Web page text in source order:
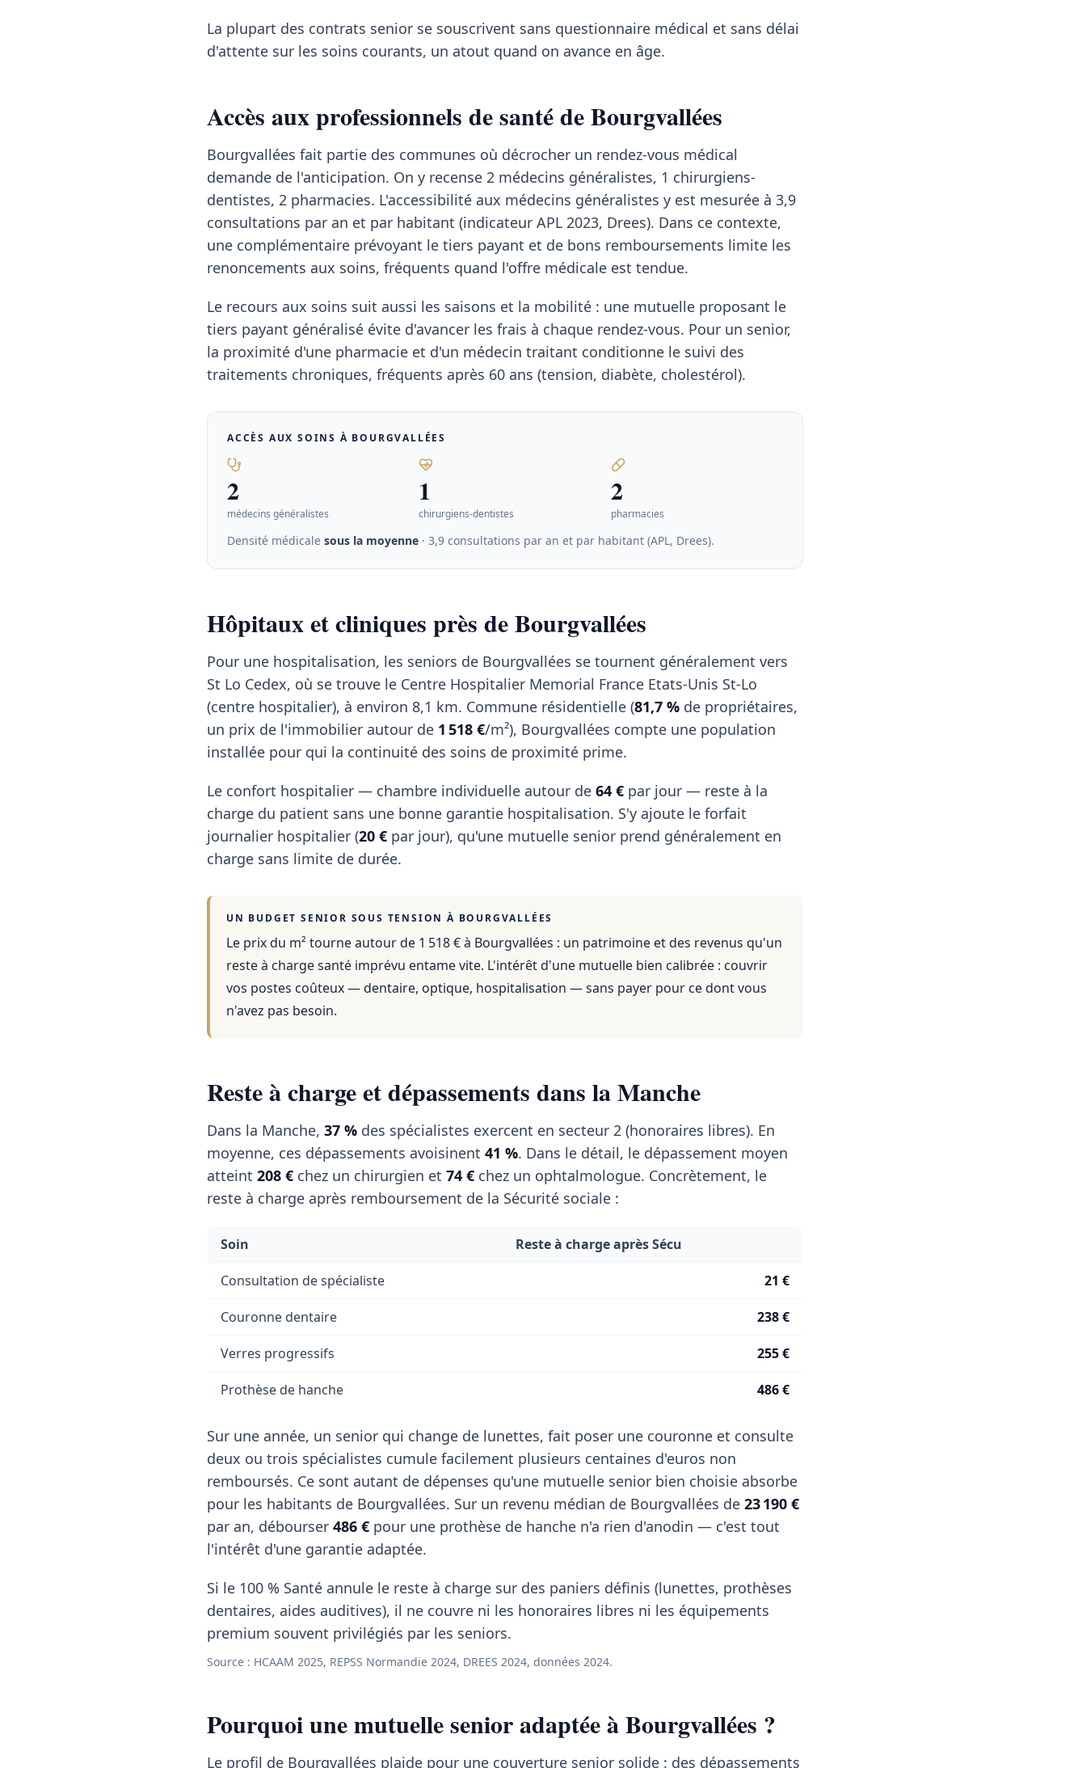
La plupart des contrats senior se souscrivent sans questionnaire médical et sans délai
d'attente sur les soins courants, un atout quand on avance en âge.
Accès aux professionnels de santé de Bourgvallées
Bourgvallées fait partie des communes où décrocher un rendez-vous médical
demande de l'anticipation. On y recense 2 médecins généralistes, 1 chirurgiens-
dentistes, 2 pharmacies. L'accessibilité aux médecins généralistes y est mesurée à 3,9
consultations par an et par habitant (indicateur APL 2023, Drees). Dans ce contexte,
une complémentaire prévoyant le tiers payant et de bons remboursements limite les
renoncements aux soins, fréquents quand l'offre médicale est tendue.
Le recours aux soins suit aussi les saisons et la mobilité : une mutuelle proposant le
tiers payant généralisé évite d'avancer les frais à chaque rendez-vous. Pour un senior,
la proximité d'une pharmacie et d'un médecin traitant conditionne le suivi des
traitements chroniques, fréquents après 60 ans (tension, diabète, cholestérol).
ACCÈS AUX SOINS À BOURGVALLÉES
2
médecins généralistes
1
chirurgiens-dentistes
2
pharmacies
Densité médicale sous la moyenne · 3,9 consultations par an et par habitant (APL, Drees).
Hôpitaux et cliniques près de Bourgvallées
Pour une hospitalisation, les seniors de Bourgvallées se tournent généralement vers
St Lo Cedex, où se trouve le Centre Hospitalier Memorial France Etats-Unis St-Lo
(centre hospitalier), à environ 8,1 km. Commune résidentielle (81,7 % de propriétaires,
un prix de l'immobilier autour de 1 518 €/m²), Bourgvallées compte une population
installée pour qui la continuité des soins de proximité prime.
Le confort hospitalier — chambre individuelle autour de 64 € par jour — reste à la
charge du patient sans une bonne garantie hospitalisation. S'y ajoute le forfait
journalier hospitalier (20 € par jour), qu'une mutuelle senior prend généralement en
charge sans limite de durée.
UN BUDGET SENIOR SOUS TENSION À BOURGVALLÉES
Le prix du m² tourne autour de 1 518 €à Bourgvallées : un patrimoine et des revenus qu'un
reste à charge santé imprévu entame vite. L'intérêt d'une mutuelle bien calibrée : couvrir
vos postes coûteux — dentaire, optique, hospitalisation — sans payer pour ce dont vous
n'avez pas besoin.
Reste à charge et dépassements dans la Manche
Dans la Manche, 37 % des spécialistes exercent en secteur 2 (honoraires libres). En
moyenne, ces dépassements avoisinent 41 %. Dans le détail, le dépassement moyen
atteint 208 € chez un chirurgien et 74 € chez un ophtalmologue. Concrètement, le
reste à charge après remboursement de la Sécurité sociale :
Soin Reste à charge après Sécu
Consultation de spécialiste 21 €
Couronne dentaire 238 €
Verres progressifs 255 €
Prothèse de hanche 486 €
Sur une année, un senior qui change de lunettes, fait poser une couronne et consulte
deux ou trois spécialistes cumule facilement plusieurs centaines d'euros non
remboursés. Ce sont autant de dépenses qu'une mutuelle senior bien choisie absorbe
pour les habitants de Bourgvallées. Sur un revenu médian de Bourgvallées de 23 190 €
par an, débourser 486 € pour une prothèse de hanche n'a rien d'anodin — c'est tout
l'intérêt d'une garantie adaptée.
Si le 100 % Santé annule le reste à charge sur des paniers définis (lunettes, prothèses
dentaires, aides auditives), il ne couvre ni les honoraires libres ni les équipements
premium souvent privilégiés par les seniors.
Source : HCAAM 2025, REPSS Normandie 2024, DREES 2024, données 2024.
Pourquoi une mutuelle senior adaptée à Bourgvallées ?
Le profil de Bourgvallées plaide pour une couverture senior solide : des dépassements